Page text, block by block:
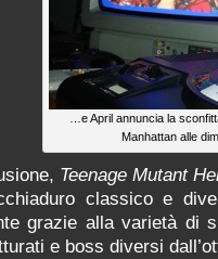
…e April annuncia la
Manhattan alle
Teenage Mutant
classico e
grazie alla varietà di
e boss diversi